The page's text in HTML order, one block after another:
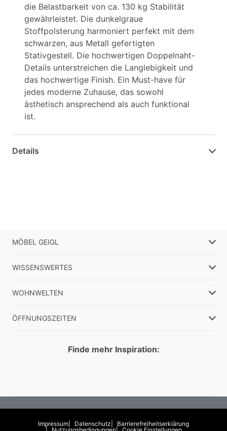
die Belastbarkeit von ca. 130 kg Stabilität
gewährleistet. Die dunkelgraue
Stoffpolsterung harmoniert perfekt mit dem
schwarzen, aus Metall gefertigten
Stativgestell. Die hochwertigen Doppelnaht-
Details unterstreichen die Langlebigkeit und
das hochwertige Finish. Ein Must-have für
jedes moderne Zuhause, das sowohl
ästhetisch ansprechend als auch funktional
ist.
Details
MÖBEL GEIGL
WISSENSWERTES
WOHNWELTEN
ÖFFNUNGSZEITEN
Finde mehr Inspiration:
Impressum Datenschutz
Barrierefreiheitserklärung